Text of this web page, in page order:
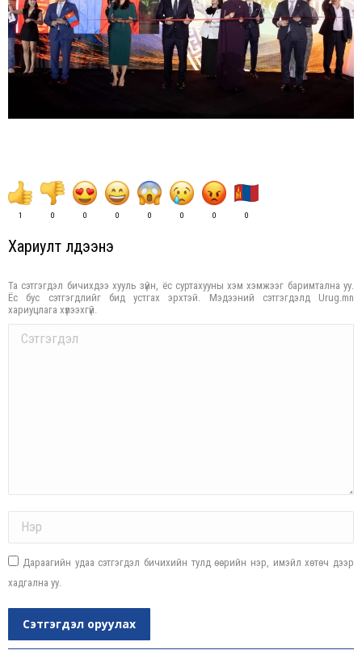
1 0 0 0 0 0 0 0
Хариулт үлдээнэ үү
Та сэтгэгдэл бичихдээ хууль зүйн, ёс суртахууны хэм хэмжээг баримтална уу.
Ёс бус сэтгэгдлийг бид устгах эрхтэй. Мэдээний сэтгэгдэлд Urug.mn
хариуцлага хүлээхгүй.
Comment
Дараагийн удаа сэтгэгдэл бичихийн тулд өөрийн нэр, имэйл хөтөч дээр
хадгална уу.
Сэтгэгдэл оруулах